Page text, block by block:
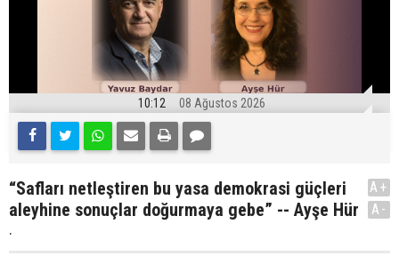
10:12 08 Ağustos 2026
“Safları netleştiren bu yasa demokrasi güçleri
aleyhine sonuçlar doğurmaya gebe” -- Ayşe Hür
.
A+
A-